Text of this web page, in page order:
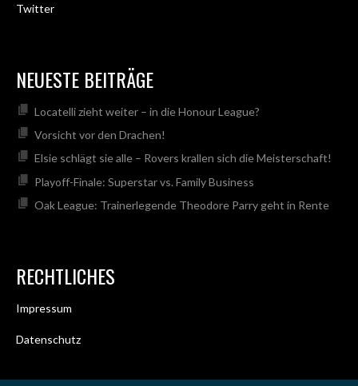
Twitter
NEUESTE BEITRÄGE
Locatelli zieht weiter – in die Honour League?
Vorsicht vor den Drachen!
Elsie schlägt sie alle – Rovers krallen sich die Meisterschaft!
Playoff-Finale: Superstar vs. Family Business
Oak League: Trainerlegende Theodore Parry geht in Rente
RECHTLICHES
Impressum
Datenschutz